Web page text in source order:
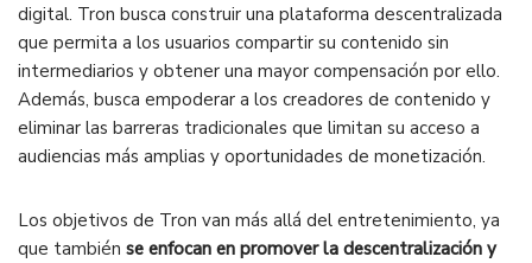
digital. Tron busca construir una plataforma descentralizada
que permita a los usuarios compartir su contenido sin
intermediarios y obtener una mayor compensación por ello.
Además, busca empoderar a los creadores de contenido y
eliminar las barreras tradicionales que limitan su acceso a
audiencias más amplias y oportunidades de monetización.
Los objetivos de Tron van más allá del entretenimiento, ya
que también se enfocan en promover la descentralización y